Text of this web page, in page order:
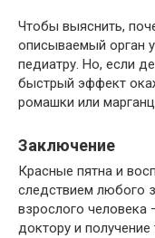
Чтобы выяснить,
описываемый орган
педиатру. Но, если
быстрый эффект
ромашки или
Заключение
Красные пятна и
следствием любого
взрослого
доктору и